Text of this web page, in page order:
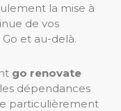
la mise à
de vos
et au-delà.
go renovate
dépendances
particulièrement